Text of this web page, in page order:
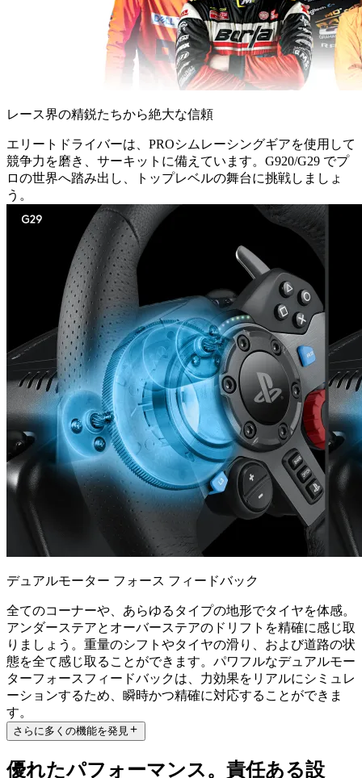
レース界の精鋭たちから絶大な信頼
エリートドライバーは、PROシムレーシングギアを使用して
競争力を磨き、サーキットに備えています。G920/G29 でプ
ロの世界へ踏み出し、トップレベルの舞台に挑戦しましょ
う。
デュアルモーター フォース フィードバック
全てのコーナーや、あらゆるタイプの地形でタイヤを体感。
アンダーステアとオーバーステアのドリフトを精確に感じ取
りましょう。重量のシフトやタイヤの滑り、および道路の状
態を全て感じ取ることができます。パワフルなデュアルモー
ターフォースフィードバックは、力効果をリアルにシミュレ
ーションするため、瞬時かつ精確に対応することができま
す。
さらに多くの機能を発見
優れたパフォーマンス。責任ある設